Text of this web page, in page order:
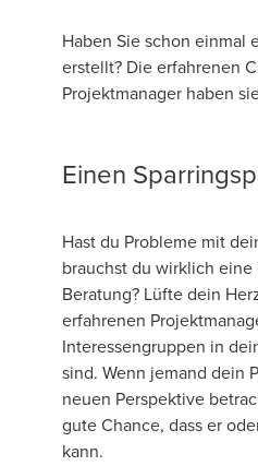
Haben Sie schon einmal
erstellt? Die erfahrenen
Projektmanager haben
Einen
Hast du Probleme mit
brauchst du wirklich
Beratung? Lüfte dein
erfahrenen
Interessengruppen in
sind. Wenn jemand dein
neuen Perspektive
gute Chance, dass er
kann.